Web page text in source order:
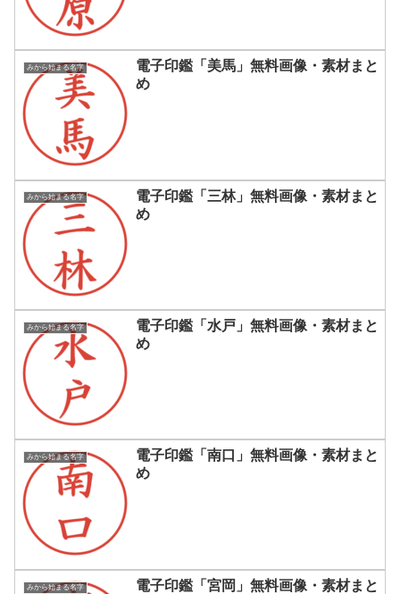
みから始まる名字
電子印鑑「美馬」無料画像・素材まと
め
みから始まる名字
電子印鑑「三林」無料画像・素材まと
め
みから始まる名字
電子印鑑「水戸」無料画像・素材まと
め
みから始まる名字
電子印鑑「南口」無料画像・素材まと
め
みから始まる名字
電子印鑑「宮岡」無料画像・素材まと